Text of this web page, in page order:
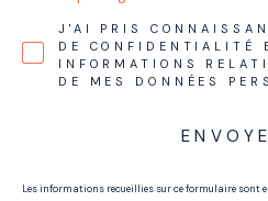
J'AI PRIS
DE CONFIDENTIALITÉ
INFORMATIONS
DE MES DONNÉES
Les informations recueillies sur ce formulaire sont